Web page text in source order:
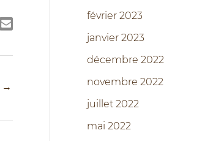
→
février 2023
janvier 2023
décembre 2022
novembre 2022
juillet 2022
mai 2022